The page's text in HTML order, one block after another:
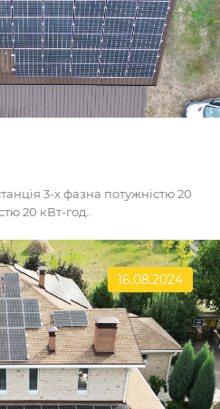
3-х фазна потужністю 20
20 кВт-год..
16.08.2024